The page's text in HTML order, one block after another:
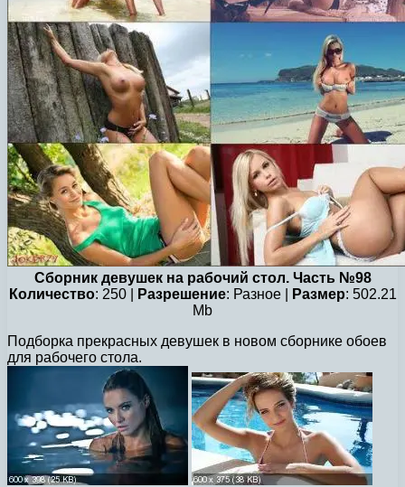
Сборник девушек на рабочий стол. Часть №98
Количество: 250 | Разрешение: Разное | Размер: 502.21
Mb
Подборка прекрасных девушек в новом сборнике обоев
для рабочего стола.